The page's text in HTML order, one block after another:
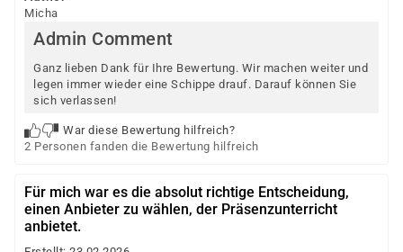
Micha
Admin Comment
Ganz lieben Dank für Ihre Bewertung. Wir machen weiter und
legen immer wieder eine Schippe drauf. Darauf können Sie
sich verlassen!
War diese Bewertung hilfreich?
2 Personen fanden die Bewertung hilfreich
Für mich war es die absolut richtige Entscheidung,
einen Anbieter zu wählen, der Präsenzunterricht
anbietet.